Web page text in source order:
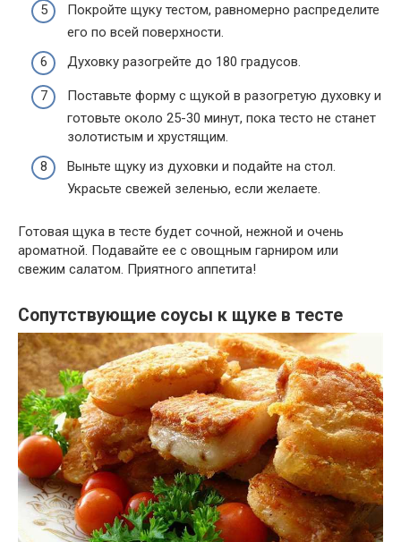
Покройте щуку тестом, равномерно распределите
его по всей поверхности.
Духовку разогрейте до 180 градусов.
Поставьте форму с щукой в разогретую духовку и
готовьте около 25-30 минут, пока тесто не станет
золотистым и хрустящим.
Выньте щуку из духовки и подайте на стол.
Украсьте свежей зеленью, если желаете.
Готовая щука в тесте будет сочной, нежной и очень
ароматной. Подавайте ее с овощным гарниром или
свежим салатом. Приятного аппетита!
Сопутствующие соусы к щуке в тесте